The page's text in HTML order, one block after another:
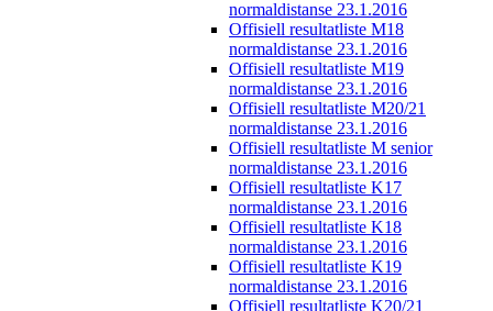
normaldistanse 23.1.2016
Offisiell resultatliste M18
normaldistanse 23.1.2016
Offisiell resultatliste M19
normaldistanse 23.1.2016
Offisiell resultatliste M20/21
normaldistanse 23.1.2016
Offisiell resultatliste M senior
normaldistanse 23.1.2016
Offisiell resultatliste K17
normaldistanse 23.1.2016
Offisiell resultatliste K18
normaldistanse 23.1.2016
Offisiell resultatliste K19
normaldistanse 23.1.2016
Offisiell resultatliste K20/21